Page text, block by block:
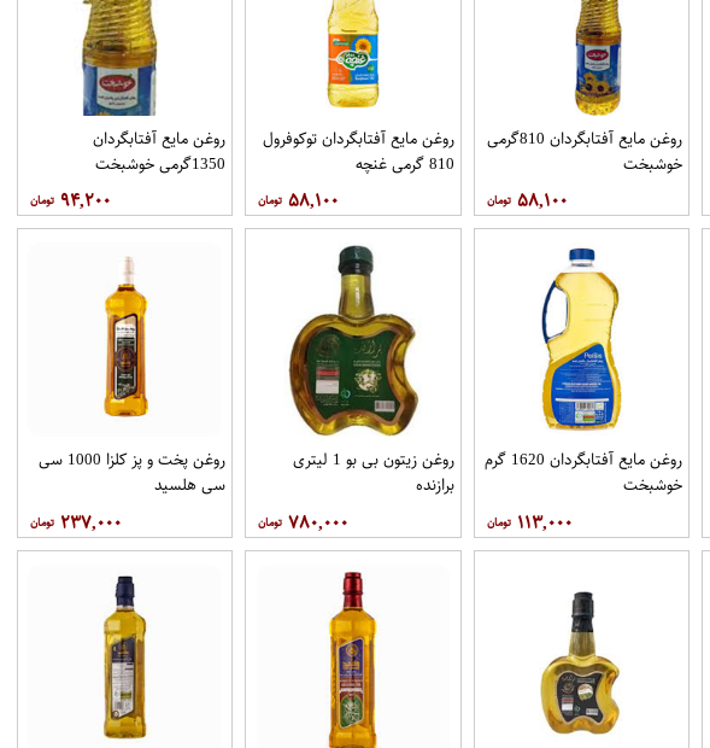
روغن مايع آفتابگردان 810گرمی
خوشبخت
۵۸,۱۰۰
روغن مايع آفتابگردان توکوفرول
810 گرمی غنچه
۵۸,۱۰۰
روغن مايع آفتابگردان
1350گرمی خوشبخت
۹۴,۲۰۰
روغن مایع آفتابگردان 1620 گرم
خوشبخت
۱۱۳,۰۰۰
روغن زیتون بی بو 1 لیتری
برازنده
۷۸۰,۰۰۰
روغن پخت و پز کلزا 1000 سی
سی هلسید
۲۳۷,۰۰۰